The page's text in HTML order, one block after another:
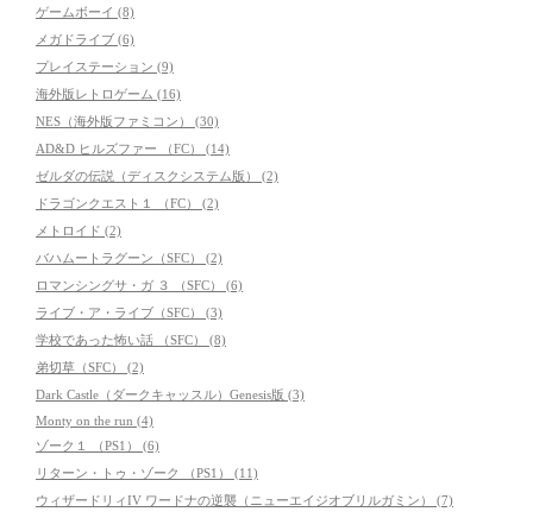
ゲームボーイ (8)
メガドライブ (6)
プレイステーション (9)
海外版レトロゲーム (16)
NES（海外版ファミコン） (30)
AD&D ヒルズファー （FC） (14)
ゼルダの伝説（ディスクシステム版） (2)
ドラゴンクエスト１ （FC） (2)
メトロイド (2)
バハムートラグーン（SFC） (2)
ロマンシングサ・ガ ３ （SFC） (6)
ライブ・ア・ライブ（SFC） (3)
学校であった怖い話 （SFC） (8)
弟切草（SFC） (2)
Dark Castle（ダークキャッスル）Genesis版 (3)
Monty on the run (4)
ゾーク１ （PS1） (6)
リターン・トゥ・ゾーク （PS1） (11)
ウィザードリィIV ワードナの逆襲（ニューエイジオブリルガミン） (7)